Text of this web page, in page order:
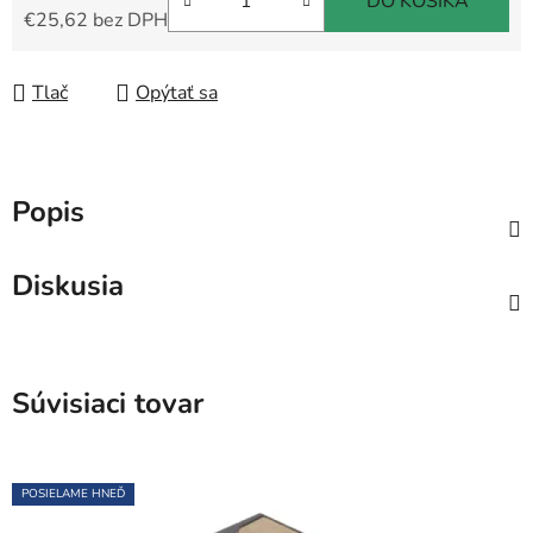
€25,62 bez DPH
Tlač Opýtať sa
Popis
Diskusia
Súvisiaci tovar
POSIELAME HNEĎ